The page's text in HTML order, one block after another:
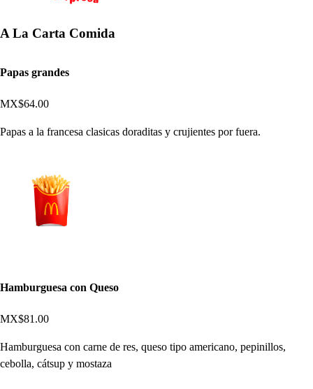
A La Carta Comida
Papas grandes
MX$64.00
Papas a la francesa clasicas doraditas y crujientes por fuera.
Hamburguesa con Queso
MX$81.00
Hamburguesa con carne de res, queso tipo americano, pepinillos,
cebolla, cátsup y mostaza